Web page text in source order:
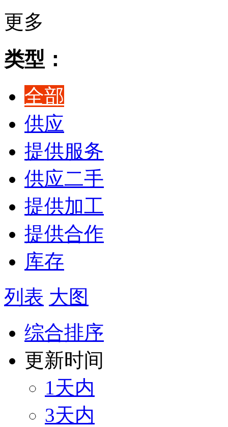
更多
类型：
全部
供应
提供服务
供应二手
提供加工
提供合作
库存
列表 大图
综合排序
更新时间
1天内
3天内